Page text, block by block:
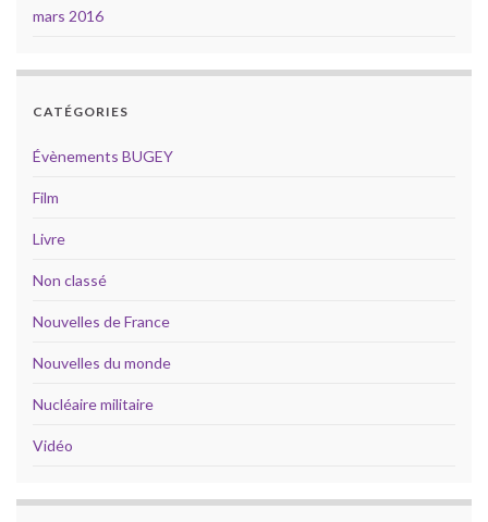
mars 2016
CATÉGORIES
Évènements BUGEY
Film
Livre
Non classé
Nouvelles de France
Nouvelles du monde
Nucléaire militaire
Vidéo